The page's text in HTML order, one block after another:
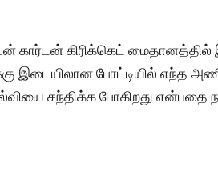
கார்டன் கிரிக்கெட்
இடையிலான போட்டியில் எந்த
சந்திக்க போகிறது என்பதை